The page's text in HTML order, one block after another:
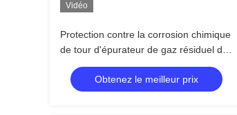
Vidéo
Protection contre la corrosion chimique
de tour d'épurateur de gaz résiduel de
colonne de rendement élevé
Obtenez le meilleur prix